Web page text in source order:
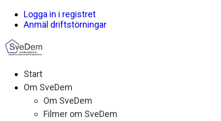
Logga in i registret
Anmäl driftstörningar
Start
Om SveDem
Om SveDem
Filmer om SveDem